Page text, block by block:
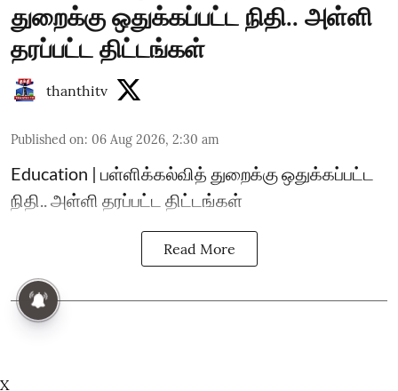
துறைக்கு ஒதுக்கப்பட்ட நிதி.. அள்ளி
தரப்பட்ட திட்டங்கள்
thanthitv
Published on: 06 Aug 2026, 2:30 am
Education | பள்ளிக்கல்வித் துறைக்கு ஒதுக்கப்பட்ட
நிதி.. அள்ளி தரப்பட்ட திட்டங்கள்
Read More
X